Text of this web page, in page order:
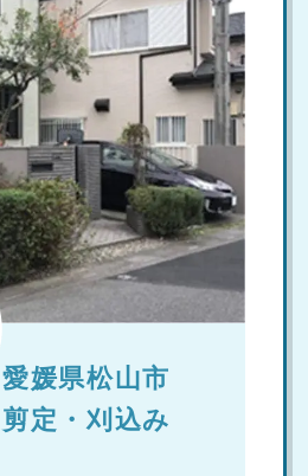
愛媛県松山市
剪定・刈込み